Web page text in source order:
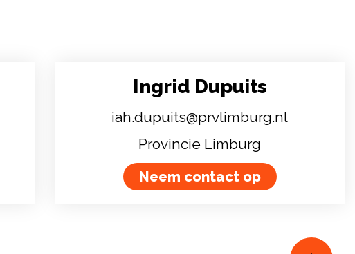
Ingrid Dupuits
iah.dupuits@prvlimburg.nl
Provincie Limburg
Neem contact op